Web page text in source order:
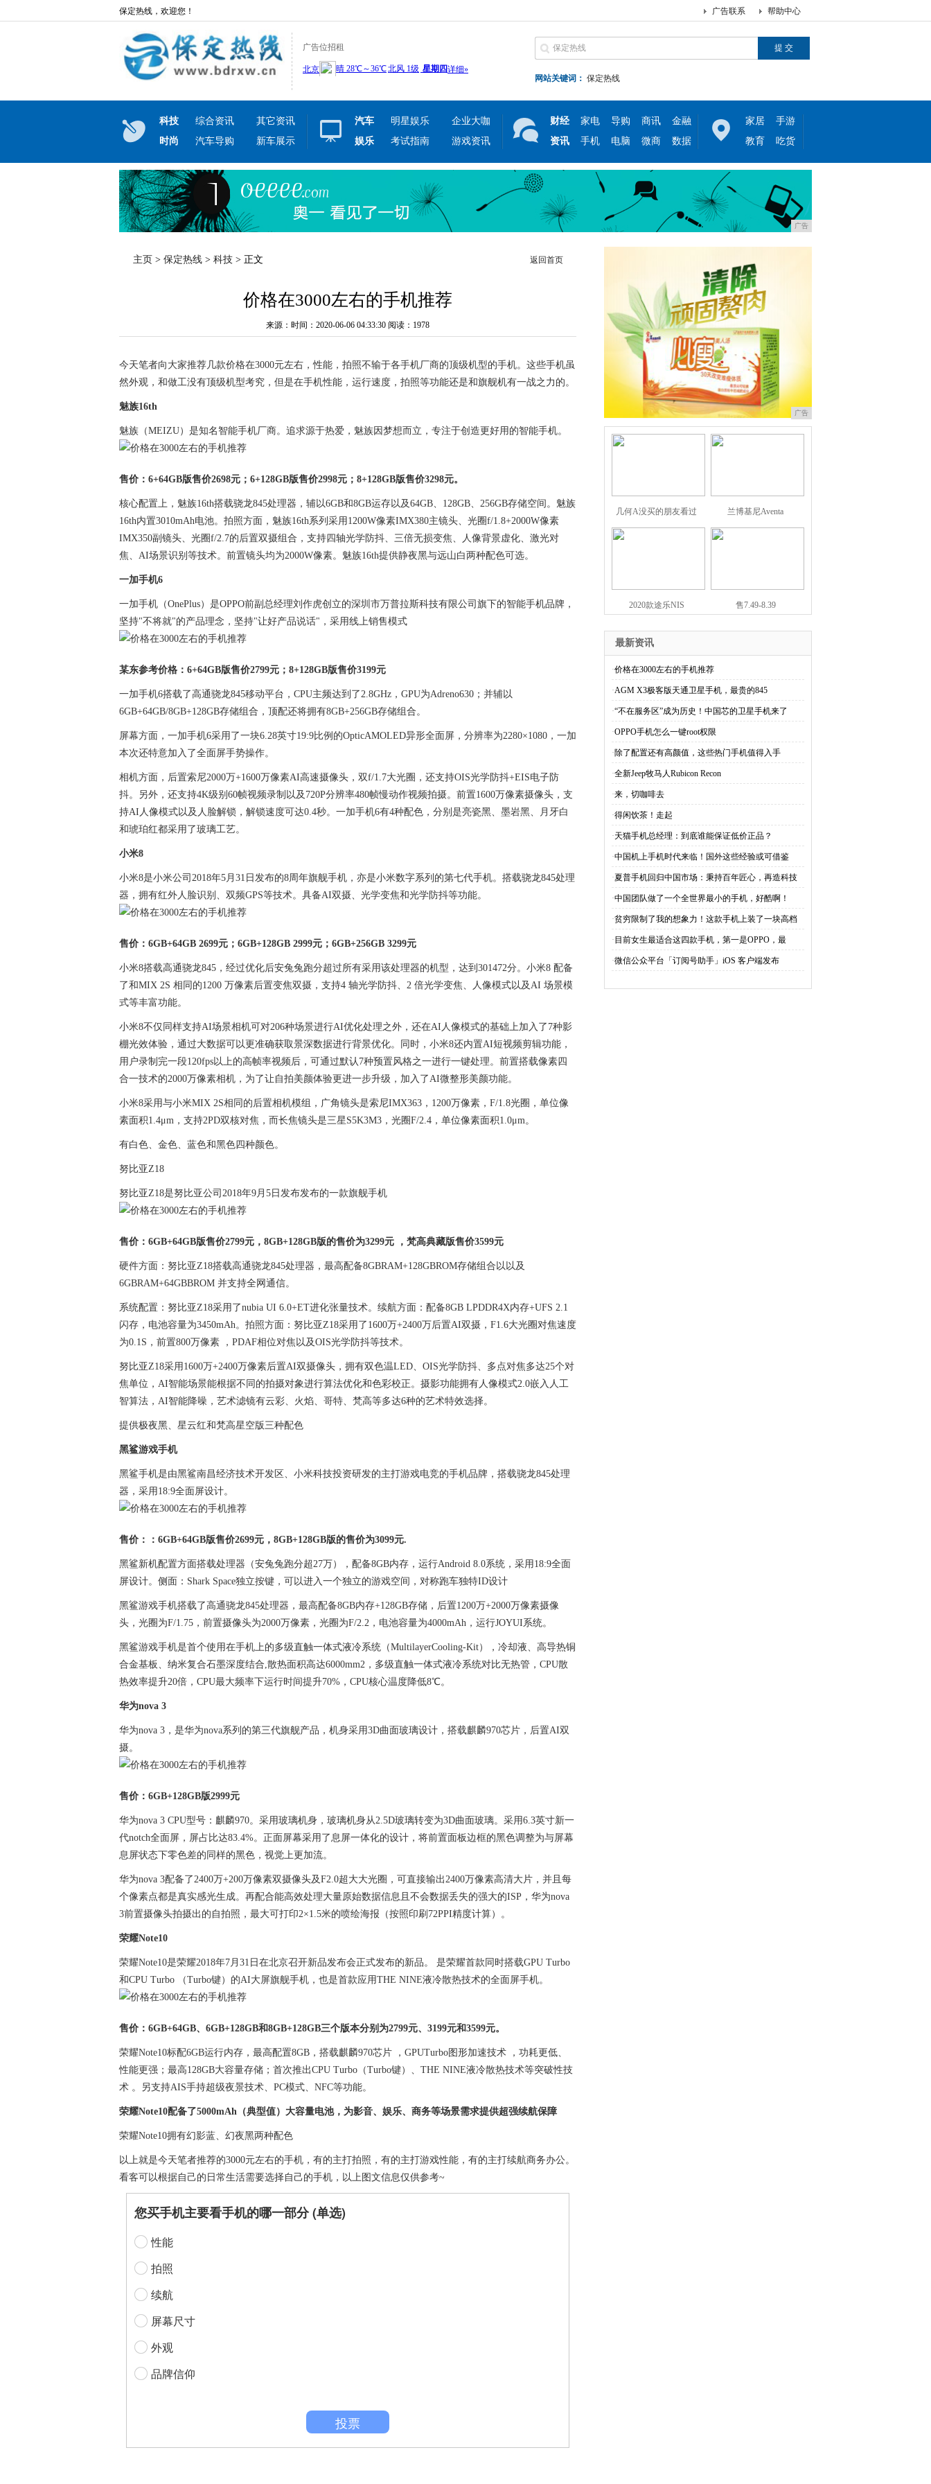
保定热线，欢迎您！ 帮助中心
广告联系
广告位招租
网站关键词： 保定热线
科技 综合资讯
其它资讯
时尚
汽车导购 新车展示
汽车 明星娱乐
企业大咖
娱乐
考试指南 游戏资讯
财经 家电 导购 商讯
金融
资讯
手机 电脑 微商 数据
家居
手游
教育
吃货
广告
主页 > 保定热线 > 科技 > 正文 返回首页
价格在3000左右的手机推荐
来源：时间：2020-06-06 04:33:30 阅读：1978
今天笔者向大家推荐几款价格在3000元左右，性能，拍照不输于各手机厂商的顶级机型的手机。这些手机虽
然外观，和做工没有顶级机型考究，但是在手机性能，运行速度，拍照等功能还是和旗舰机有一战之力的。
魅族16th
魅族（MEIZU）是知名智能手机厂商。追求源于热爱，魅族因梦想而立，专注于创造更好用的智能手机。
售价：6+64GB版售价2698元；6+128GB版售价2998元；8+128GB版售价3298元。
核心配置上，魅族16th搭载骁龙845处理器，辅以6GB和8GB运存以及64GB、128GB、256GB存储空间。魅族
16th内置3010mAh电池。拍照方面，魅族16th系列采用1200W像素IMX380主镜头、光圈f/1.8+2000W像素
IMX350副镜头、光圈f/2.7的后置双摄组合，支持四轴光学防抖、三倍无损变焦、人像背景虚化、激光对
焦、AI场景识别等技术。前置镜头均为2000W像素。魅族16th提供静夜黑与远山白两种配色可选。
一加手机6
一加手机（OnePlus）是OPPO前副总经理刘作虎创立的深圳市万普拉斯科技有限公司旗下的智能手机品牌，
坚持"不将就"的产品理念，坚持"让好产品说话"，采用线上销售模式
某东参考价格：6+64GB版售价2799元；8+128GB版售价3199元
一加手机6搭载了高通骁龙845移动平台，CPU主频达到了2.8GHz，GPU为Adreno630；并辅以
6GB+64GB/8GB+128GB存储组合，顶配还将拥有8GB+256GB存储组合。
屏幕方面，一加手机6采用了一块6.28英寸19:9比例的OpticAMOLED异形全面屏，分辨率为2280×1080，一加
本次还特意加入了全面屏手势操作。
相机方面，后置索尼2000万+1600万像素AI高速摄像头，双f/1.7大光圈，还支持OIS光学防抖+EIS电子防
抖。另外，还支持4K级别60帧视频录制以及720P分辨率480帧慢动作视频拍摄。前置1600万像素摄像头，支
持AI人像模式以及人脸解锁，解锁速度可达0.4秒。一加手机6有4种配色，分别是亮瓷黑、墨岩黑、月牙白
和琥珀红都采用了玻璃工艺。
小米8
小米8是小米公司2018年5月31日发布的8周年旗舰手机，亦是小米数字系列的第七代手机。搭载骁龙845处理
器，拥有红外人脸识别、双频GPS等技术。具备AI双摄、光学变焦和光学防抖等功能。
售价：6GB+64GB 2699元；6GB+128GB 2999元；6GB+256GB 3299元
小米8搭载高通骁龙845，经过优化后安兔兔跑分超过所有采用该处理器的机型，达到301472分。小米8 配备
了和MIX 2S 相同的1200 万像素后置变焦双摄，支持4 轴光学防抖、2 倍光学变焦、人像模式以及AI 场景模
式等丰富功能。
小米8不仅同样支持AI场景相机可对206种场景进行AI优化处理之外，还在AI人像模式的基础上加入了7种影
棚光效体验，通过大数据可以更准确获取景深数据进行背景优化。同时，小米8还内置AI短视频剪辑功能，
用户录制完一段120fps以上的高帧率视频后，可通过默认7种预置风格之一进行一键处理。前置搭载像素四
合一技术的2000万像素相机，为了让自拍美颜体验更进一步升级，加入了AI微整形美颜功能。
小米8采用与小米MIX 2S相同的后置相机模组，广角镜头是索尼IMX363，1200万像素，F/1.8光圈，单位像
素面积1.4μm，支持2PD双核对焦，而长焦镜头是三星S5K3M3，光圈F/2.4，单位像素面积1.0μm。
有白色、金色、蓝色和黑色四种颜色。
努比亚Z18
努比亚Z18是努比亚公司2018年9月5日发布发布的一款旗舰手机
售价：6GB+64GB版售价2799元，8GB+128GB版的售价为3299元 ，梵高典藏版售价3599元
硬件方面：努比亚Z18搭载高通骁龙845处理器，最高配备8GBRAM+128GBROM存储组合以以及
6GBRAM+64GBBROM 并支持全网通信。
系统配置：努比亚Z18采用了nubia UI 6.0+ET进化张量技术。续航方面：配备8GB LPDDR4X内存+UFS 2.1
闪存，电池容量为3450mAh。拍照方面：努比亚Z18采用了1600万+2400万后置AI双摄，F1.6大光圈对焦速度
为0.1S，前置800万像素 ，PDAF相位对焦以及OIS光学防抖等技术。
努比亚Z18采用1600万+2400万像素后置AI双摄像头，拥有双色温LED、OIS光学防抖、多点对焦多达25个对
焦单位，AI智能场景能根据不同的拍摄对象进行算法优化和色彩校正。摄影功能拥有人像模式2.0嵌入人工
智算法，AI智能降噪，艺术滤镜有云彩、火焰、哥特、梵高等多达6种的艺术特效选择。
提供极夜黑、星云红和梵高星空版三种配色
黑鲨游戏手机
黑鲨手机是由黑鲨南昌经济技术开发区、小米科技投资研发的主打游戏电竞的手机品牌，搭载骁龙845处理
器，采用18:9全面屏设计。
售价：：6GB+64GB版售价2699元，8GB+128GB版的售价为3099元.
黑鲨新机配置方面搭载处理器（安兔兔跑分超27万），配备8GB内存，运行Android 8.0系统，采用18:9全面
屏设计。侧面：Shark Space独立按键，可以进入一个独立的游戏空间，对称跑车独特ID设计
黑鲨游戏手机搭载了高通骁龙845处理器，最高配备8GB内存+128GB存储，后置1200万+2000万像素摄像
头，光圈为F/1.75，前置摄像头为2000万像素，光圈为F/2.2，电池容量为4000mAh，运行JOYUI系统。
黑鲨游戏手机是首个使用在手机上的多级直触一体式液冷系统（MultilayerCooling-Kit），冷却液、高导热铜
合金基板、纳米复合石墨深度结合,散热面积高达6000mm2，多级直触一体式液冷系统对比无热管，CPU散
热效率提升20倍，CPU最大频率下运行时间提升70%，CPU核心温度降低8℃。
华为nova 3
华为nova 3，是华为nova系列的第三代旗舰产品，机身采用3D曲面玻璃设计，搭载麒麟970芯片，后置AI双
摄。
售价：6GB+128GB版2999元
华为nova 3 CPU型号：麒麟970。采用玻璃机身，玻璃机身从2.5D玻璃转变为3D曲面玻璃。采用6.3英寸新一
代notch全面屏，屏占比达83.4%。正面屏幕采用了息屏一体化的设计，将前置面板边框的黑色调整为与屏幕
息屏状态下零色差的同样的黑色，视觉上更加流。
华为nova 3配备了2400万+200万像素双摄像头及F2.0超大大光圈，可直接输出2400万像素高清大片，并且每
个像素点都是真实感光生成。再配合能高效处理大量原始数据信息且不会数据丢失的强大的ISP，华为nova
3前置摄像头拍摄出的自拍照，最大可打印2×1.5米的喷绘海报（按照印刷72PPI精度计算）。
荣耀Note10
荣耀Note10是荣耀2018年7月31日在北京召开新品发布会正式发布的新品。 是荣耀首款同时搭载GPU Turbo
和CPU Turbo （Turbo键）的AI大屏旗舰手机，也是首款应用THE NINE液冷散热技术的全面屏手机。
售价：6GB+64GB、6GB+128GB和8GB+128GB三个版本分别为2799元、3199元和3599元。
荣耀Note10标配6GB运行内存，最高配置8GB，搭载麒麟970芯片 ，GPUTurbo图形加速技术 ，功耗更低、
性能更强；最高128GB大容量存储；首次推出CPU Turbo（Turbo键）、THE NINE液冷散热技术等突破性技
术 。另支持AIS手持超级夜景技术、PC模式、NFC等功能。
荣耀Note10配备了5000mAh（典型值）大容量电池，为影音、娱乐、商务等场景需求提供超强续航保障
荣耀Note10拥有幻影蓝、幻夜黑两种配色
以上就是今天笔者推荐的3000元左右的手机，有的主打拍照，有的主打游戏性能，有的主打续航商务办公。
看客可以根据自己的日常生活需要选择自己的手机，以上图文信息仅供参考~
您买手机主要看手机的哪一部分 (单选)
性能
拍照
续航
屏幕尺寸
外观
品牌信仰
投票
广告
几何A没买的朋友看过 兰博基尼Aventa
2020款途乐NIS 售7.49-8.39
最新资讯
·价格在3000左右的手机推荐
·AGM X3极客版天通卫星手机，最贵的845
·“不在服务区”成为历史！中国芯的卫星手机来了
·OPPO手机怎么一键root权限
·除了配置还有高颜值，这些热门手机值得入手
·全新Jeep牧马人Rubicon Recon
·来，切咖啡去
·得闲饮茶！走起
·天猫手机总经理：到底谁能保证低价正品？
·中国机上手机时代来临！国外这些经验或可借鉴
·夏普手机回归中国市场：秉持百年匠心，再造科技
·中国团队做了一个全世界最小的手机，好酷啊！
·贫穷限制了我的想象力！这款手机上装了一块高档
· 目前女生最适合这四款手机，第一是OPPO，最
·微信公众平台「订阅号助手」iOS 客户端发布